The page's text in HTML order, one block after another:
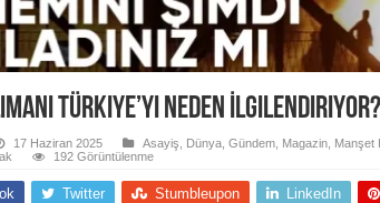
Türkiye’yi Neden İlgilendiriyor?
17 Haziran 2025 Asayiş Dünya, Gündem, Magazin, Manşet
192 Görüntülenme
Twitter Stumbleupon LinkedIn